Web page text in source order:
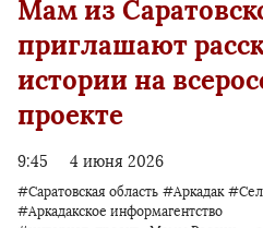
Мам из
приглашают
истории на
проекте
9:45 4 июня 2026
#Саратовская область #Аркадак
#Аркадакское информагентство